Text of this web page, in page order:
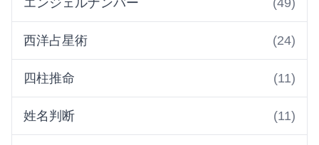
西洋占星術 (24)
四柱推命 (11)
姓名判断 (11)